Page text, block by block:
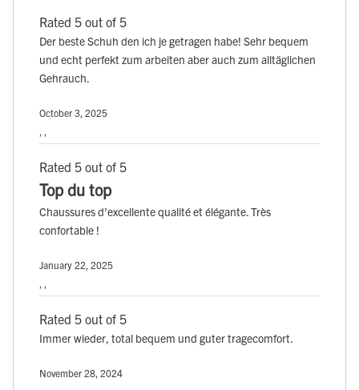
Rated 5 out of 5
Der beste Schuh den ich je getragen habe! Sehr bequem
und echt perfekt zum arbeiten aber auch zum alltäglichen
Gehrauch.
October 3, 2025
Rated 5 out of 5
Top du top
Chaussures d’excellente qualité et élégante. Très
confortable !
January 22, 2025
Rated 5 out of 5
Immer wieder, total bequem und guter tragecomfort.
November 28, 2024